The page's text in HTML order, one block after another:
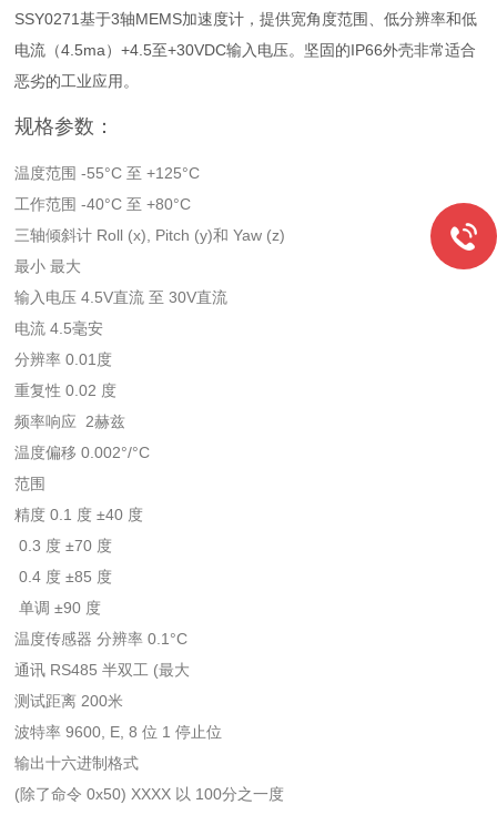
SSY0271基于3轴MEMS加速度计，提供宽角度范围、低分辨率和低
电流（4.5ma）+4.5至+30VDC输入电压。坚固的IP66外壳非常适合
恶劣的工业应用。
规格参数：
温度范围 -55°C 至 +125°C
工作范围 -40°C 至 +80°C
三轴倾斜计 Roll (x), Pitch (y)和 Yaw (z)
最小 最大
输入电压 4.5V直流 至 30V直流
电流 4.5毫安
分辨率 0.01度
重复性 0.02 度
频率响应 2赫兹
温度偏移 0.002°/°C
范围
精度 0.1 度 ±40 度
0.3 度 ±70 度
0.4 度 ±85 度
单调 ±90 度
温度传感器 分辨率 0.1°C
通讯 RS485 半双工 (最大
测试距离 200米
波特率 9600, E, 8 位 1 停止位
输出十六进制格式
(除了命令 0x50) XXXX 以 100分之一度